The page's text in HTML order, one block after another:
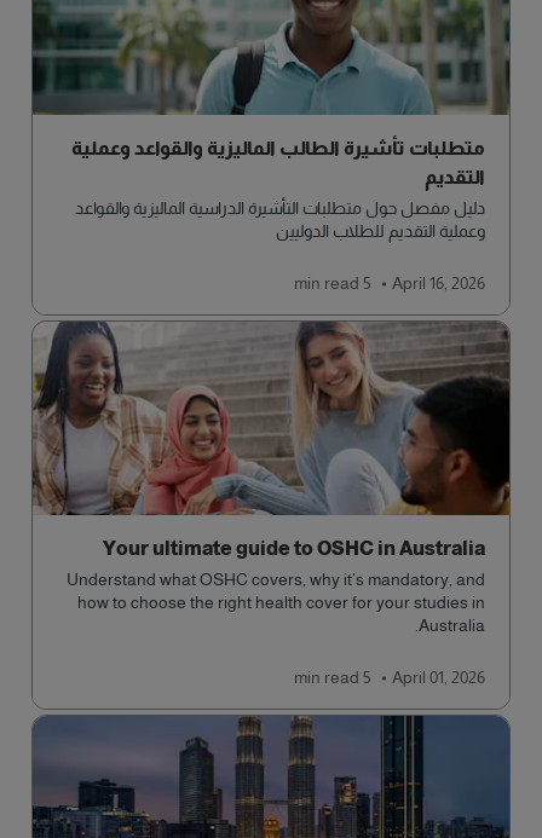
متطلبات تأشيرة الطالب الماليزية والقواعد وعملية
التقديم
دليل مفصل حول متطلبات التأشيرة الدراسية الماليزية والقواعد
وعملية التقديم للطلاب الدوليين
April 16, 2026
5 min
read
Your ultimate guide to OSHC in Australia
Understand what OSHC covers, why it’s mandatory, and
how to choose the right health cover for your studies in
Australia.
April 01, 2026
5 min
read